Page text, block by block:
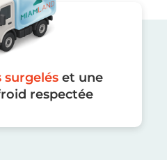
et une
respectée